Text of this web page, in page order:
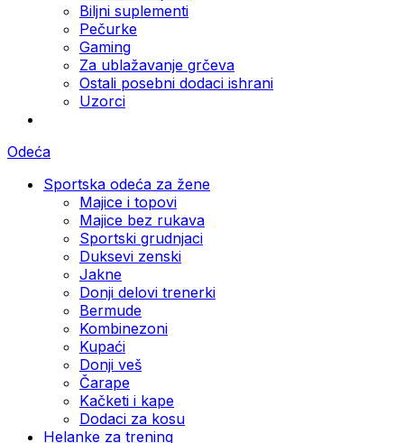
Biljni suplementi
Pečurke
Gaming
Za ublažavanje grčeva
Ostali posebni dodaci ishrani
Uzorci
Odeća
Sportska odeća za žene
Majice i topovi
Majice bez rukava
Sportski grudnjaci
Duksevi zenski
Jakne
Donji delovi trenerki
Bermude
Kombinezoni
Kupaći
Donji veš
Čarape
Kačketi i kape
Dodaci za kosu
Helanke za trening